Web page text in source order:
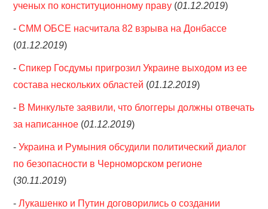
ученых по конституционному праву (01.12.2019)
-СММ ОБСЕ насчитала 82 взрыва на Донбассе
(01.12.2019)
-Спикер Госдумы пригрозил Украине выходом из ее
состава нескольких областей (01.12.2019)
- В Минкульте заявили, что блоггеры должны отвечать
за написанное (01.12.2019)
-Украина и Румыния обсудили политический диалог
по безопасности в Черноморском регионе
(30.11.2019)
-Лукашенко и Путин договорились о создании